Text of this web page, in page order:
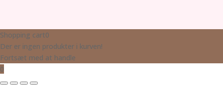
Shopping cart0
Der er ingen produkter i kurven!
Fortsæt med at handle
0